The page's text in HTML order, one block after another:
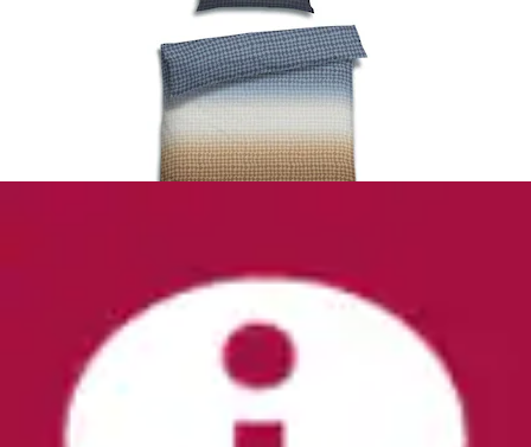
Bettwäsche »Barlin jeans Flausch-Flanell, 100%
Baumwolle«